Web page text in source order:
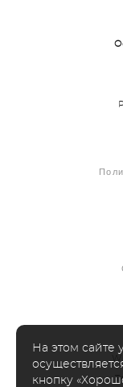
На этом сайте
кнопку